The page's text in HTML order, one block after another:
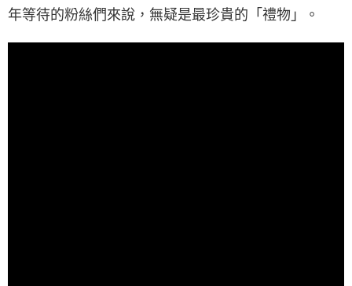
年等待的粉絲們來說，無疑是最珍貴的「禮物」。